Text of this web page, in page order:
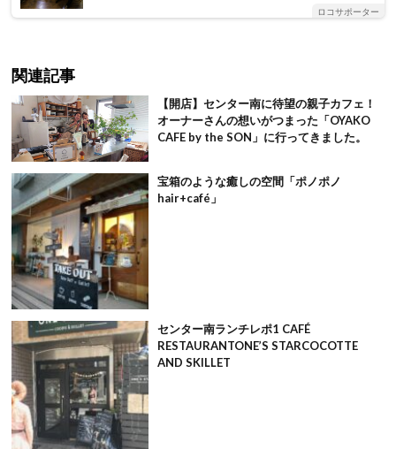
ロコサポーター
関連記事
【開店】センター南に待望の親子カフェ！
オーナーさんの想いがつまった「OYAKO
CAFE by the SON」に行ってきました。
宝箱のような癒しの空間「ポノポノ
hair+café」
センター南ランチレポ1 CAFÉ
RESTAURANTONE’S STARCOCOTTE
AND SKILLET